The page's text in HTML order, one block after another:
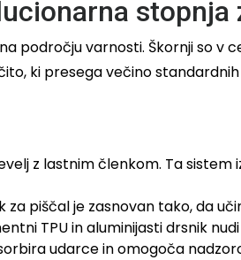
stopnja
področju varnosti. Škornji so
ki presega večino
z lastnim členkom. Ta
za piščal je zasnovan tako, da
TPU in aluminijasti drsnik
udarce in omogoča